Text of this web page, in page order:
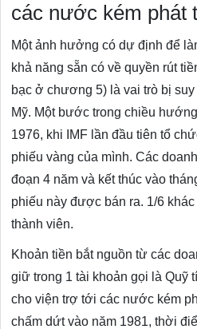
các nước kém phát
Một ảnh hưởng có dự định để
khả năng sẵn có về quyền rút
bạc ở chương 5) là vai trò bị
Mỹ. Một bước trong chiều
1976, khi IMF lần đầu tiên tổ
phiếu vàng của mình. Các
đoạn 4 năm và kết thúc vào
phiếu này được bán ra. 1/6
thành viên.
Khoản tiền bắt nguồn từ các
giữ trong 1 tài khoản gọi là Quỹ
cho viện trợ tới các nước kém
chấm dứt vào năm 1981, thời